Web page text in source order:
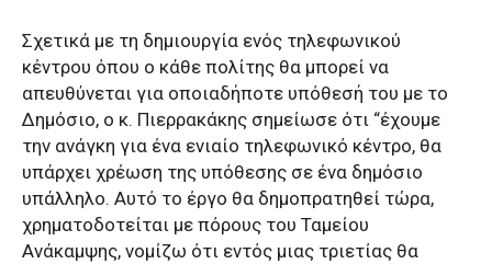
Σχετικά με τη δημιουργία ενός τηλεφωνικού
κέντρου όπου ο κάθε πολίτης θα μπορεί να
απευθύνεται για οποιαδήποτε υπόθεσή του με το
Δημόσιο, ο κ. Πιερρακάκης σημείωσε ότι “έχουμε
την ανάγκη για ένα ενιαίο τηλεφωνικό κέντρο, θα
υπάρχει χρέωση της υπόθεσης σε ένα δημόσιο
υπάλληλο. Αυτό το έργο θα δημοπρατηθεί τώρα,
χρηματοδοτείται με πόρους του Ταμείου
Ανάκαμψης, νομίζω ότι εντός μιας τριετίας θα